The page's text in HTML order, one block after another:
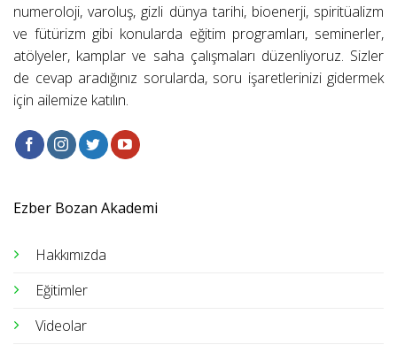
numeroloji, varoluş, gizli dünya tarihi, bioenerji, spiritüalizm
ve fütürizm gibi konularda eğitim programları, seminerler,
atölyeler, kamplar ve saha çalışmaları düzenliyoruz. Sizler
de cevap aradığınız sorularda, soru işaretlerinizi gidermek
için ailemize katılın.
Ezber Bozan Akademi
Hakkımızda
Eğitimler
Videolar